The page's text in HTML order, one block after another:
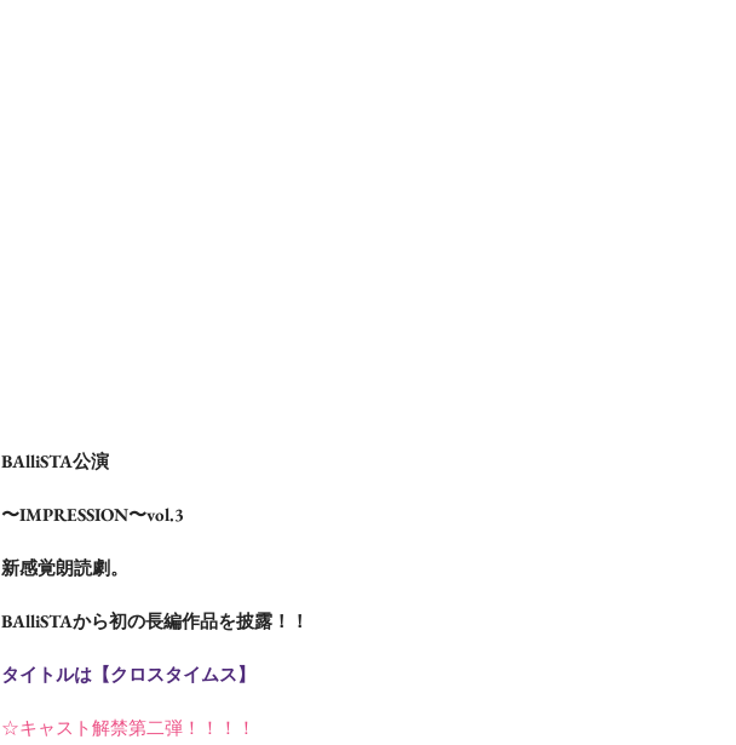
BAlliSTA公演
〜IMPRESSION〜vol.3
新感覚朗読劇。
BAlliSTAから初の長編作品を披露！！
タイトルは【クロスタイムス】
☆キャスト解禁第二弾！！！！